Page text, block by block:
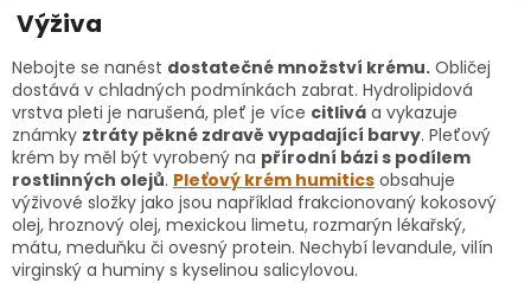
Výživa
Nebojte se nanést dostatečné množství krému. Obličej
dostává v chladných podmínkách zabrat. Hydrolipidová
vrstva pleti je narušená, pleť je více citlivá a vykazuje
známky ztráty pěkné zdravě vypadající barvy. Pleťový
krém by měl být vyrobený na přírodní bázi s podílem
rostlinných olejů. Pleťový krém humitics obsahuje
výživové složky jako jsou například frakcionovaný kokosový
olej, hroznový olej, mexickou limetu, rozmarýn lékařský,
mátu, meduňku či ovesný protein. Nechybí levandule, vilín
virginský a huminy s kyselinou salicylovou.